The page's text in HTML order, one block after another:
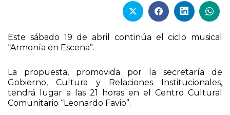
Este sábado 19 de abril continúa el ciclo musical
“Armonía en Escena”.
La propuesta, promovida por la secretaría de
Gobierno, Cultura y Relaciones Institucionales,
tendrá lugar a las 21 horas en el Centro Cultural
Comunitario “Leonardo Favio”.